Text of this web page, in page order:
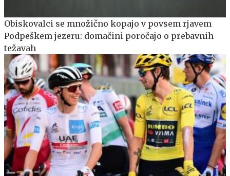
Obiskovalci se množično kopajo v povsem rjavem
Podpeškem jezeru: domačini poročajo o prebavnih
težavah